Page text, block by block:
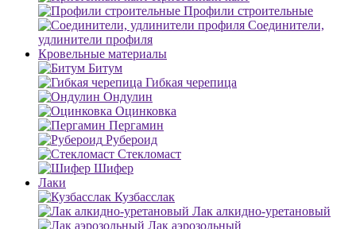
Профили строительные
Соединители,
удлинители профиля
Кровельные материалы
Битум
Гибкая черепица
Ондулин
Оцинковка
Пергамин
Рубероид
Стекломаст
Шифер
Лаки
Кузбасслак
Лак алкидно-уретановый
Лак аэрозольный